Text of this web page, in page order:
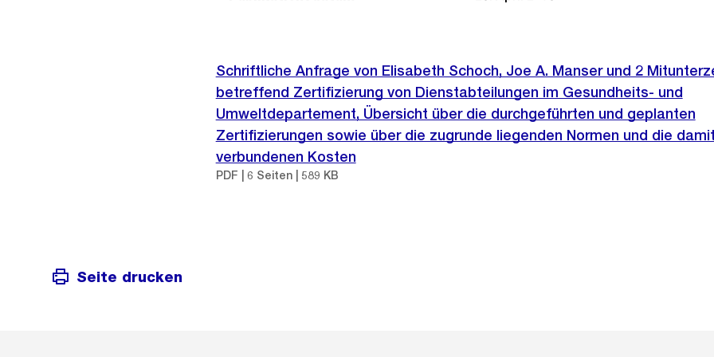
Schriftliche Anfrage von Elisabeth Schoch, Joe A. Manser und 2
betreffend Zertifizierung von Dienstabteilungen im Gesundheits- und
Umweltdepartement, Übersicht über die durchgeführten und geplanten
Zertifizierungen sowie über die zugrunde liegenden Normen und die damit
verbundenen Kosten
PDF | 6 Seiten | 589 KB
Seite drucken